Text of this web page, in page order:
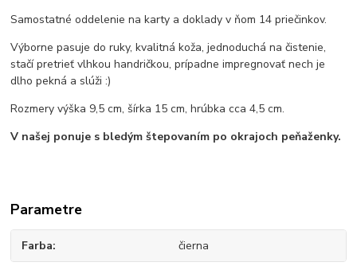
Samostatné oddelenie na karty a doklady v ňom 14 priečinkov.
Výborne pasuje do ruky, kvalitná koža, jednoduchá na čistenie,
stačí pretrieť vlhkou handričkou, prípadne impregnovať nech je
dlho pekná a slúži :)
Rozmery výška 9,5 cm, šírka 15 cm, hrúbka cca 4,5 cm.
V našej ponuje s bledým štepovaním po okrajoch peňaženky.
Parametre
Farba čierna